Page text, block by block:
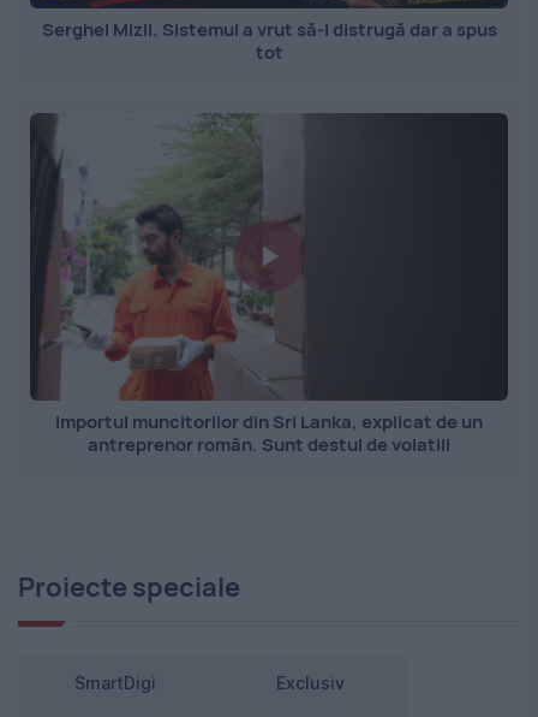
Serghei Mizil. Sistemul a vrut să-l distrugă dar a spus
tot
Importul muncitorilor din Sri Lanka, explicat de un
antreprenor român. Sunt destul de volatili
Proiecte speciale
SmartDigi Exclusiv